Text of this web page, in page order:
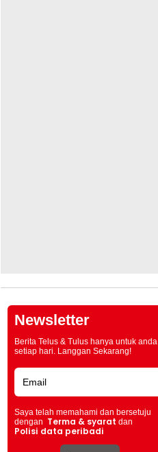
Newsletter
Berita Telus & Tulus hanya untuk anda
setiap hari. Langgan Sekarang!
Saya telah memahami dan bersetuju
dengan Terma & syarat dan
Polisi data peribadi